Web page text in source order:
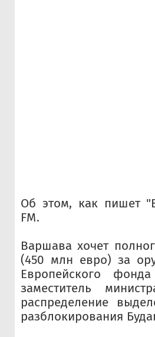
Об этом, как пишет
FM.
Варшава хочет
(450 млн евро) за
Европейского
заместитель
распределение
разблокирования